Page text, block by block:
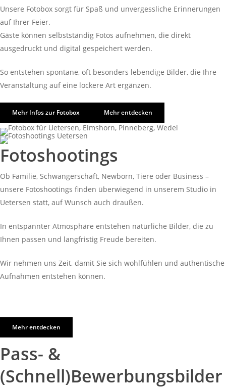
Unsere Fotobox sorgt für Spaß und unvergessliche Erinnerungen
auf Ihrer Feier.
Gäste können selbstständig Fotos aufnehmen, die direkt
ausgedruckt und digital gespeichert werden.
So entstehen spontane, oft besonders lebendige Bilder, die Ihre
Veranstaltung auf eine lockere Art ergänzen.
Mehr Infos zur Fotobox Mehr entdecken
Fotoshootings
Ob Familie, Schwangerschaft, Newborn, Tiere oder Business –
unsere Fotoshootings finden überwiegend in unserem Studio in
Uetersen statt, auf Wunsch auch draußen.
In entspannter Atmosphäre entstehen natürliche Bilder, die zu
Ihnen passen und langfristig Freude bereiten.
Wir nehmen uns Zeit, damit Sie sich wohlfühlen und authentische
Aufnahmen entstehen können.
Mehr entdecken
Pass- &
(Schnell)Bewerbungsbilder